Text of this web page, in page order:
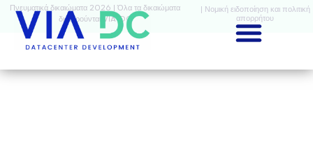
Πνευματικά δικαιώματα 2026 | Όλα τα δικαιώματα
διατηρούνται VIA-DC
| Νομική ειδοποίηση και πολιτική
απορρήτου